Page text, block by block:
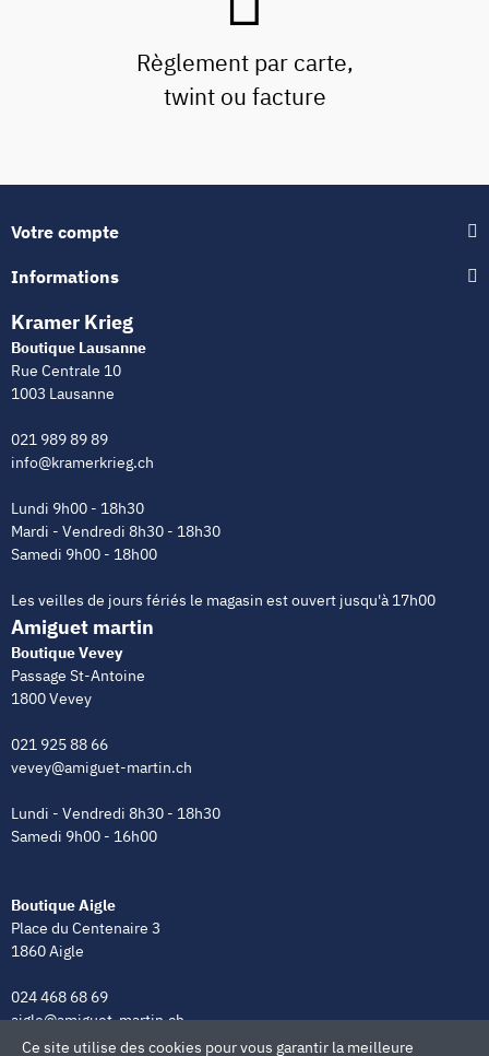
Règlement par carte,
twint ou facture
Votre compte
Informations
Kramer Krieg
Boutique Lausanne
Rue Centrale 10
1003 Lausanne
021 989 89 89
info@kramerkrieg.ch
Lundi 9h00 - 18h30
Mardi - Vendredi 8h30 - 18h30
Samedi 9h00 - 18h00
Les veilles de jours fériés le magasin est ouvert jusqu'à 17h00
Amiguet martin
Boutique Vevey
Passage St-Antoine
1800 Vevey
021 925 88 66
vevey@amiguet-martin.ch
Lundi - Vendredi 8h30 - 18h30
Samedi 9h00 - 16h00
Boutique Aigle
Place du Centenaire 3
1860 Aigle
024 468 68 69
aigle@amiguet-martin.ch
Ce site utilise des cookies pour vous garantir la meilleure